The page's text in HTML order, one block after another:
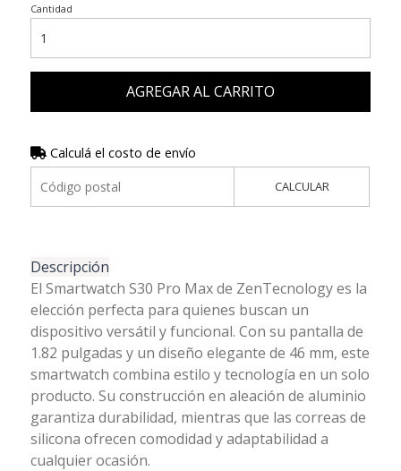
Cantidad
AGREGAR AL CARRITO
Calculá el costo de envío
CALCULAR
Descripción
El Smartwatch S30 Pro Max de ZenTecnology es la
elección perfecta para quienes buscan un
dispositivo versátil y funcional. Con su pantalla de
1.82 pulgadas y un diseño elegante de 46 mm, este
smartwatch combina estilo y tecnología en un solo
producto. Su construcción en aleación de aluminio
garantiza durabilidad, mientras que las correas de
silicona ofrecen comodidad y adaptabilidad a
cualquier ocasión.